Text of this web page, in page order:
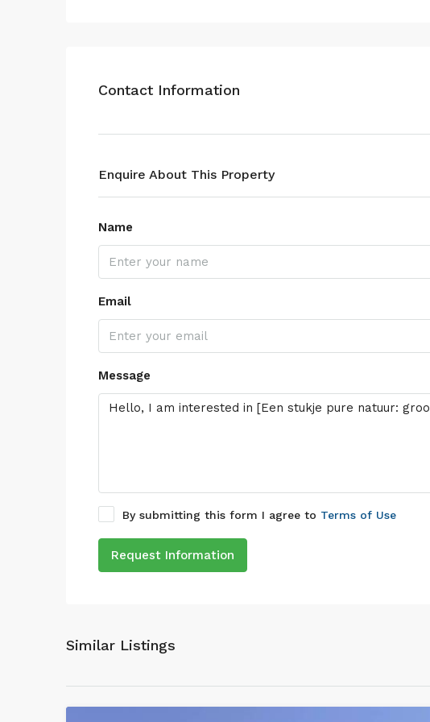
Contact Information
Enquire About This Property
Name
Email
Message
By submitting this form I agree to Terms of Use
Request Information
Similar Listings